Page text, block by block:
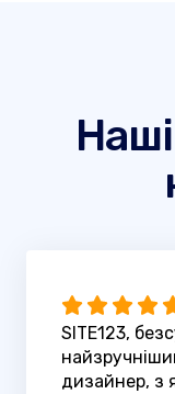
SITE123,
дизайнер, з